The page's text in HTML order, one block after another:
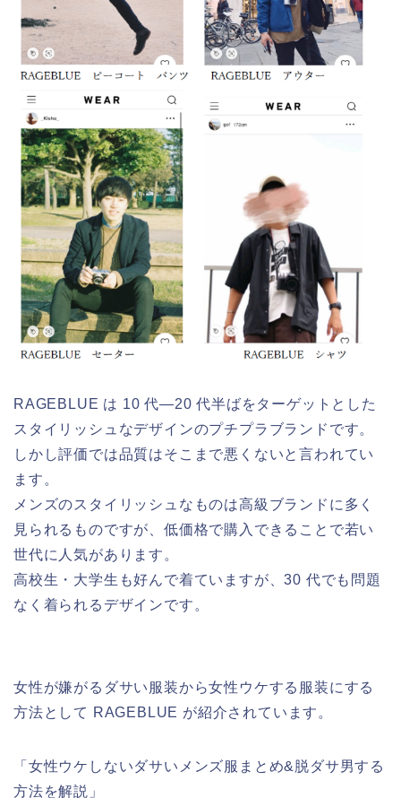
RAGEBLUE は 10 代―20 代半ばをターゲットとした
スタイリッシュなデザインのプチプラブランドです。
しかし評価では品質はそこまで悪くないと言われてい
ます。
メンズのスタイリッシュなものは高級ブランドに多く
見られるものですが、低価格で購入できることで若い
世代に人気があります。
高校生・大学生も好んで着ていますが、30 代でも問題
なく着られるデザインです。
女性が嫌がるダサい服装から女性ウケする服装にする
方法として RAGEBLUE が紹介されています。
「女性ウケしないダサいメンズ服まとめ&脱ダサ男する
方法を解説」